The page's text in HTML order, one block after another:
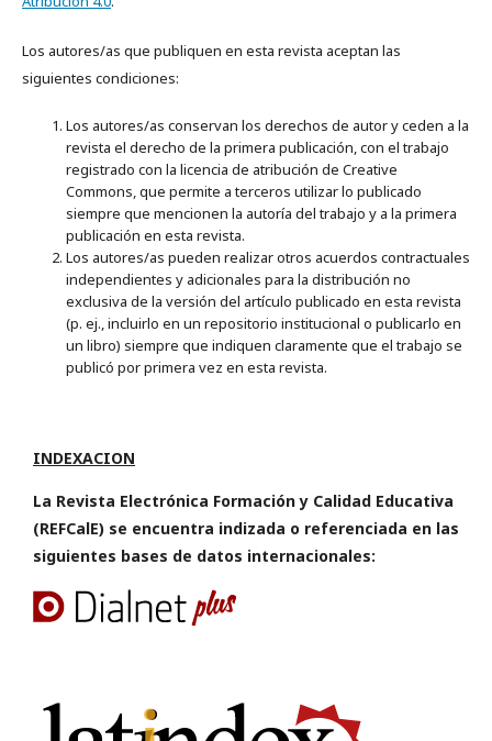
Los autores/as que publiquen en esta revista aceptan las
siguientes condiciones:
Los autores/as conservan los derechos de autor y ceden a la
revista el derecho de la primera publicación, con el trabajo
registrado con la licencia de atribución de Creative
Commons, que permite a terceros utilizar lo publicado
siempre que mencionen la autoría del trabajo y a la primera
publicación en esta revista.
Los autores/as pueden realizar otros acuerdos contractuales
independientes y adicionales para la distribución no
exclusiva de la versión del artículo publicado en esta revista
(p. ej., incluirlo en un repositorio institucional o publicarlo en
un libro) siempre que indiquen claramente que el trabajo se
publicó por primera vez en esta revista.
INDEXACION
La Revista Electrónica Formación y Calidad Educativa
(REFCalE) se encuentra indizada o referenciada en las
siguientes bases de datos internacionales: